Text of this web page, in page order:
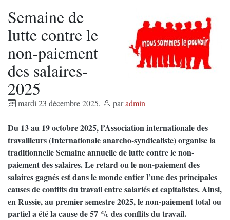
Semaine de
lutte contre le
non-paiement
des salaires-
2025
mardi 23 décembre 2025, paradmin
Du 13 au 19 octobre 2025, l’Association internationale des
travailleurs (Internationale anarcho-syndicaliste) organise la
traditionnelle Semaine annuelle de lutte contre le non-
paiement des salaires. Le retard ou le non-paiement des
salaires gagnés est dans le monde entier l’une des principales
causes de conflits du travail entre salariés et capitalistes. Ainsi,
en Russie, au premier semestre 2025, le non-paiement total ou
partiel a été la cause de 57 % des conflits du travail.